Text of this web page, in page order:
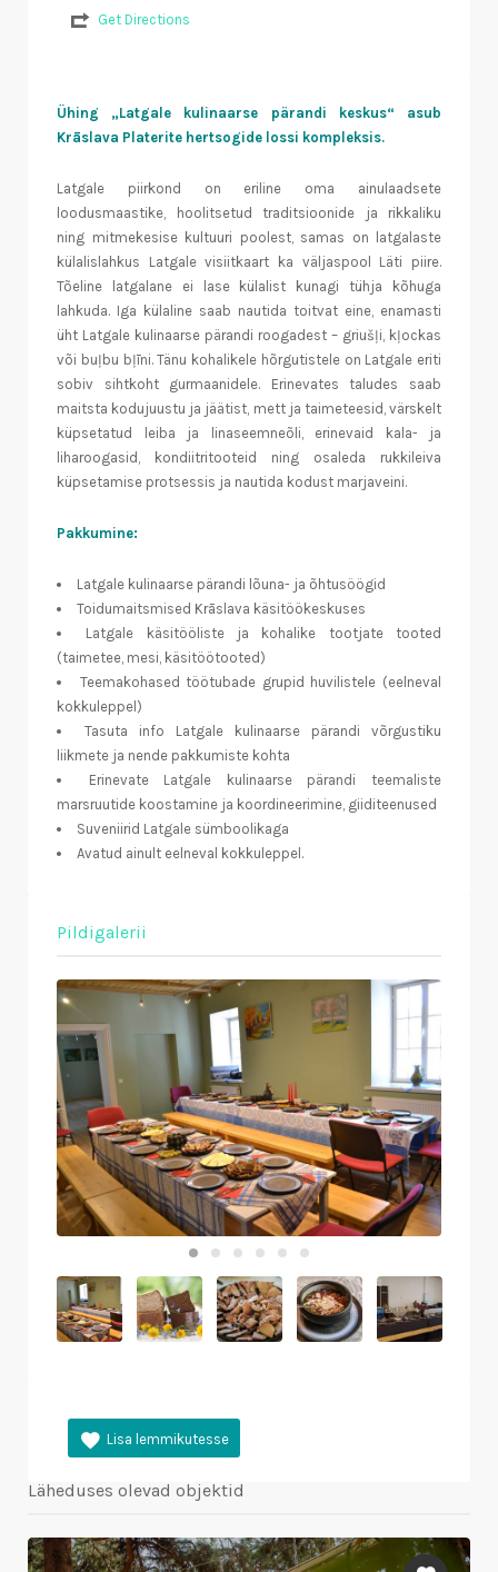
Get Directions
Ühing „Latgale kulinaarse pärandi keskus“ asub
Krāslava Platerite hertsogide lossi kompleksis.
Latgale piirkond on eriline oma ainulaadsete
loodusmaastike, hoolitsetud traditsioonide ja rikkaliku
ning mitmekesise kultuuri poolest, samas on latgalaste
külalislahkus Latgale visiitkaart ka väljaspool Läti piire.
Tõeline latgalane ei lase külalist kunagi tühja kõhuga
lahkuda. Iga külaline saab nautida toitvat eine, enamasti
üht Latgale kulinaarse pärandi roogadest – griušļi, kļockas
või buļbu bļīni. Tänu kohalikele hõrgutistele on Latgale eriti
sobiv sihtkoht gurmaanidele. Erinevates taludes saab
maitsta kodujuustu ja jäätist, mett ja taimeteesid, värskelt
küpsetatud leiba ja linaseemneõli, erinevaid kala- ja
liharoogasid, kondiitritooteid ning osaleda rukkileiva
küpsetamise protsessis ja nautida kodust marjaveini.
Pakkumine:
Latgale kulinaarse pärandi lõuna- ja õhtusöögid
Toidumaitsmised Krāslava käsitöökeskuses
Latgale käsitööliste ja kohalike tootjate tooted
(taimetee, mesi, käsitöötooted)
Teemakohased töötubade grupid huvilistele (eelneval
kokkuleppel)
Tasuta info Latgale kulinaarse pärandi võrgustiku
liikmete ja nende pakkumiste kohta
Erinevate Latgale kulinaarse pärandi teemaliste
marsruutide koostamine ja koordineerimine, giiditeenused
Suveniirid Latgale sümboolikaga
Avatud ainult eelneval kokkuleppel.
Pildigalerii
Läheduses olevad objektid